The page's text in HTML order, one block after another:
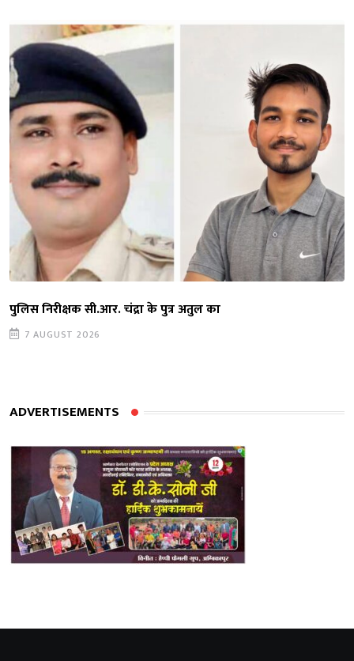
पुलिस निरीक्षक सी.आर. चंद्रा के पुत्र अतुल का
7 AUGUST 2026
ADVERTISEMENTS